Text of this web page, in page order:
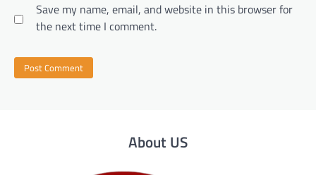
Save my name, email, and website in this browser for
the next time I comment.
About US